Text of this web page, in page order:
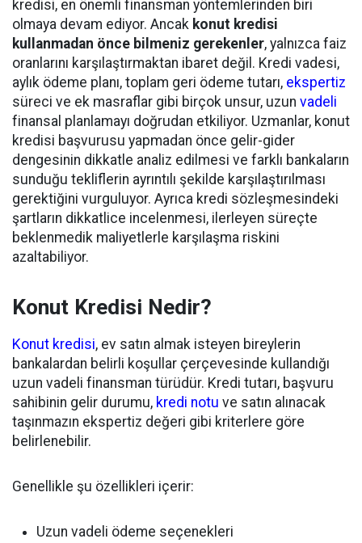
kredisi, en önemli finansman yöntemlerinden biri
olmaya devam ediyor. Ancak konut kredisi
kullanmadan önce bilmeniz gerekenler, yalnızca faiz
oranlarını karşılaştırmaktan ibaret değil. Kredi vadesi,
aylık ödeme planı, toplam geri ödeme tutarı, ekspertiz
süreci ve ek masraflar gibi birçok unsur, uzun vadeli
finansal planlamayı doğrudan etkiliyor. Uzmanlar, konut
kredisi başvurusu yapmadan önce gelir-gider
dengesinin dikkatle analiz edilmesi ve farklı bankaların
sunduğu tekliflerin ayrıntılı şekilde karşılaştırılması
gerektiğini vurguluyor. Ayrıca kredi sözleşmesindeki
şartların dikkatlice incelenmesi, ilerleyen süreçte
beklenmedik maliyetlerle karşılaşma riskini
azaltabiliyor.
Konut Kredisi Nedir?
Konut kredisi, ev satın almak isteyen bireylerin
bankalardan belirli koşullar çerçevesinde kullandığı
uzun vadeli finansman türüdür. Kredi tutarı, başvuru
sahibinin gelir durumu, kredi notu ve satın alınacak
taşınmazın ekspertiz değeri gibi kriterlere göre
belirlenebilir.
Genellikle şu özellikleri içerir:
Uzun vadeli ödeme seçenekleri